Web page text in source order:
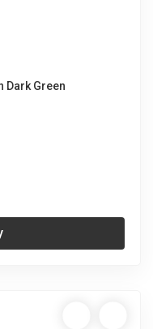
Dark Green